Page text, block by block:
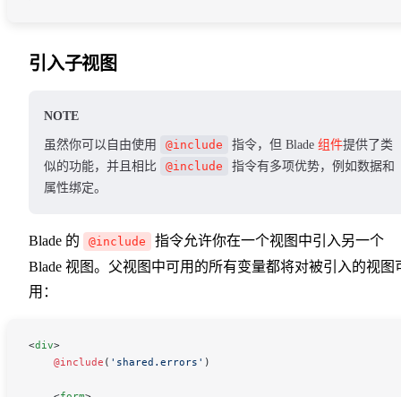
引入子视图
NOTE
虽然你可以自由使用 @include 指令，但 Blade 组件提供了类
似的功能，并且相比
@include
指令有多项优势，例如数据和
属性绑定。
Blade 的 @include
指令允许你在一个视图中引入另一个
Blade 视图。父视图中可用的所有变量都将对被引入的视图
用：
<div>
    @include
( 'shared.errors' )